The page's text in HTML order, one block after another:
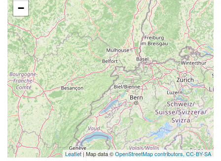
−
Leaflet| Map data ©OpenStreetMap contributors,CC-BY-SA